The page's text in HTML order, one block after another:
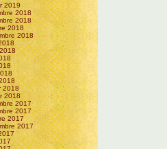
2019
2018
2018
2018
2018
2018
2018
2017
2017
2017
2017